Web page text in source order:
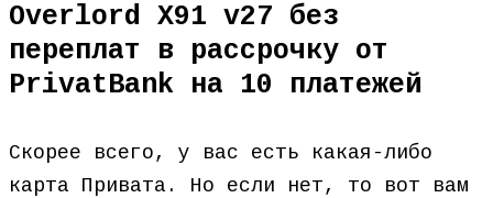
Overlord X91 v27 без
переплат в рассрочку от
PrivatBank на 10 платежей
Скорее всего, у вас есть какая-либо
карта Привата. Но если нет, то вот вам